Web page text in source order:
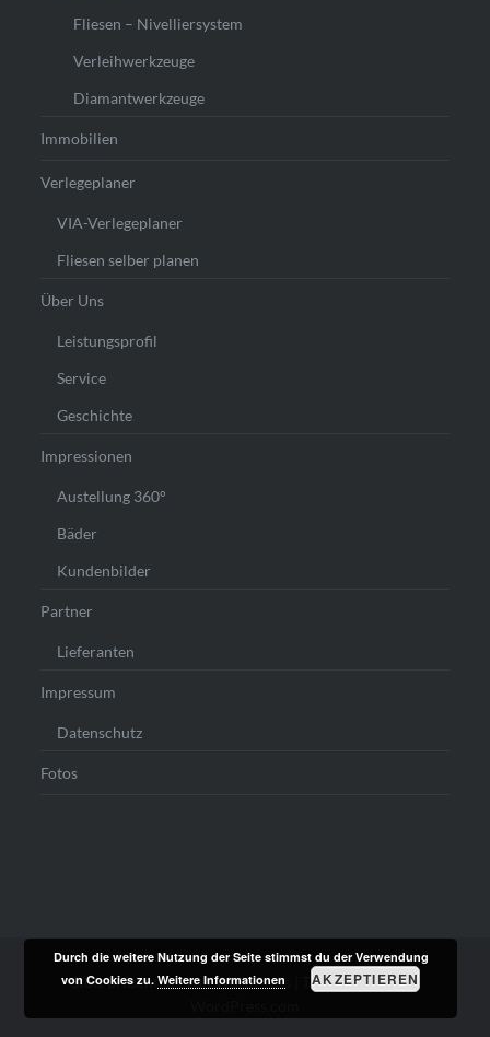
Fliesen – Nivelliersystem
Verleihwerkzeuge
Diamantwerkzeuge
Immobilien
Verlegeplaner
VIA-Verlegeplaner
Fliesen selber planen
Über Uns
Leistungsprofil
Service
Geschichte
Impressionen
Austellung 360°
Bäder
Kundenbilder
Partner
Lieferanten
Impressum
Datenschutz
Fotos
Stolz präsentiert von WordPress
Theme: Dyad von
Durch die weitere Nutzung der Seite stimmst du der Verwendung
von Cookies zu.Weitere Informationen AKZEPTIEREN